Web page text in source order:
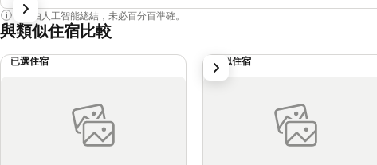
內容由人工智能總結，未必百分百準確。
與類似住宿比較
已選住宿 類似住宿
下一步